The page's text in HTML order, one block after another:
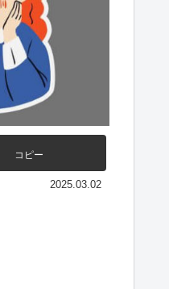
コピー
2025.03.02